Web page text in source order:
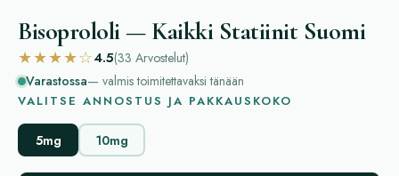
Bisoprololi — Kaikki Statiinit Suomi
★★★★☆4.5(33 Arvostelut)
Varastossa— valmis toimitettavaksi tänään
VALITSE ANNOSTUS JA PAKKAUSKOKO
5mg 10mg